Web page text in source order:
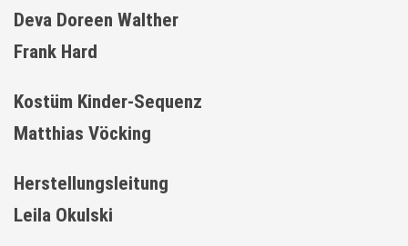
Deva Doreen Walther
Frank Hard
Kostüm Kinder-Sequenz
Matthias Vöcking
Herstellungsleitung
Leila Okulski